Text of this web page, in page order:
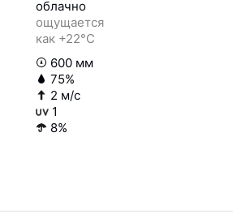
облачно
ощущается
как +22°C
600 мм
75%
2 м/с
1
8%